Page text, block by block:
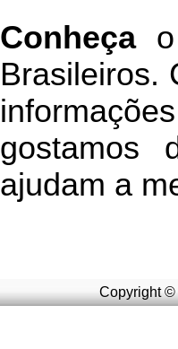
Conheçao
Brasileiros.
gostamos
ajudam a
Copyright ©